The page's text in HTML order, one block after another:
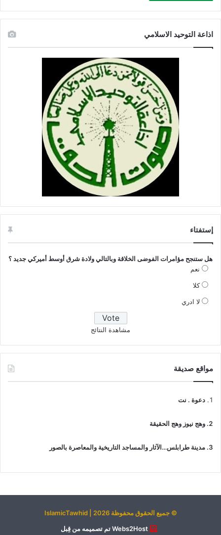
اذاعة التوحيد الاسلامي
إستفتاء
هل ستنجح مؤامرات الفوضى الخلاقة وبالتالي ولادة شرق أوسط أميركي جديد ؟
نعم
كلا
لا ادري
مشاهدة النتائج
مواقع صديقة
دعوة . نت
وهج نيوز وهج الحقيقة
مدينة طرابلس…الآثار والمساجد التاريخية والمعاصرة بالصور
© جميع الحقوق محفوظة 2026 | IslamicTawhid
Webs2Host تم تصميمه من قِبل